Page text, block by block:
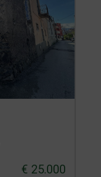
€ 25.000